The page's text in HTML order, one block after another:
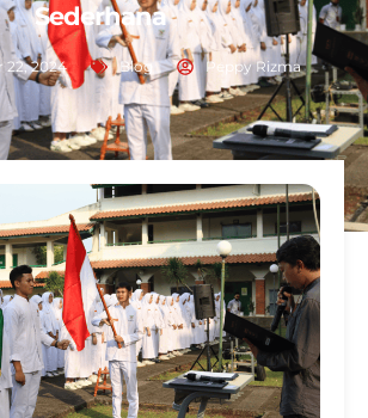
Sederhana
22, 2024 Blog Peppy Rizma